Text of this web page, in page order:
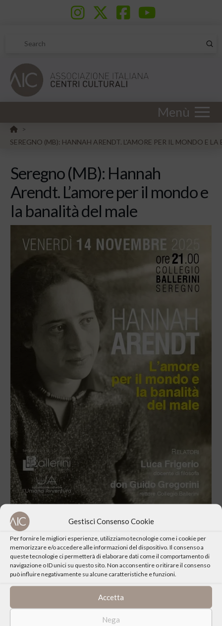
Gestisci Consenso Cookie
Per fornire le migliori esperienze, utilizziamo tecnologie come i cookie per
memorizzare e/o accedere alle informazioni del dispositivo. Il consenso a
queste tecnologie ci permetterà di elaborare dati come il comportamento di
navigazione o ID unici su questo sito. Non acconsentire o ritirare il consenso
può influire negativamente su alcune caratteristiche e funzioni.
Accetta
Nega
Search
Menù
HOME
>
SEREGNO (MB): HANNAH ARENDT. L'AMORE PER IL MONDO E
Seregno (MB): Hannah
Arendt. L’amore per il mondo e
la banalità del male
CONDIVIDI QUESTO EVENTO